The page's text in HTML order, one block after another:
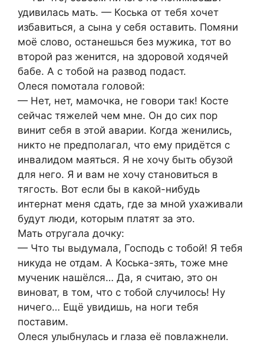
удивилась мать. — Коська от тебя хочет
избавиться, а сына у себя оставить. Помяни
моё слово, останешься без мужика, тот во
второй раз женится, на здоровой ходячей
бабе. А с тобой на развод подаст.
Олеся помотала головой:
— Нет, нет, мамочка, не говори так! Косте
сейчас тяжелей чем мне. Он до сих пор
винит себя в этой аварии. Когда женились,
никто не предполагал, что ему придётся с
инвалидом маяться. Я не хочу быть обузой
для него. Я и вам не хочу становиться в
тягость. Вот если бы в какой-нибудь
интернат меня сдать, где за мной ухаживали
будут люди, которым платят за это.
Мать отругала дочку:
— Что ты выдумала, Господь с тобой! Я тебя
никуда не отдам. А Коська-зять, тоже мне
мученик нашёлся… Да, я считаю, это он
виноват, в том, что с тобой случилось! Ну
ничего… Ещё увидишь, на ноги тебя
поставим.
Олеся улыбнулась и глаза её повлажнели.